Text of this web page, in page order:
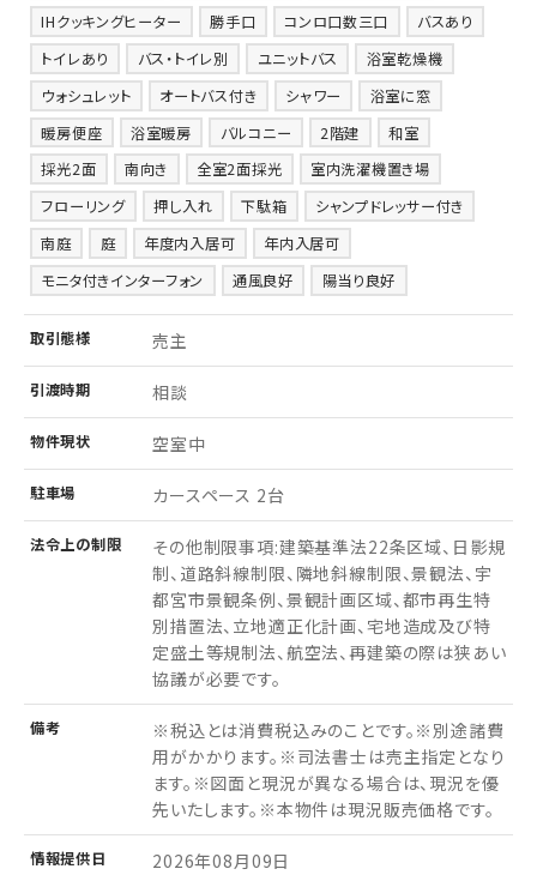
IHクッキングヒーター
勝手口 コンロ口数三口
バスあり
トイレあり
バス・トイレ別 ユニットバス
浴室乾燥機
ウォシュレット
オートバス付き シャワー
浴室に窓
暖房便座
浴室暖房 バルコニー 2階建
和室
採光2面
南向き 全室2面採光
室内洗濯機置き場
フローリング
押し入れ 下駄箱
シャンプドレッサー付き
南庭
庭 年度内入居可
年内入居可
モニタ付きインターフォン
通風良好 陽当り良好
取引態様 売主
引渡時期 相談
物件現状 空室中
駐車場 カースペース 2台
法令上の制限
その他制限事項:建築基準法22条区域、日影規
制、道路斜線制限、隣地斜線制限、景観法、宇
都宮市景観条例、景観計画区域、都市再生特
別措置法、立地適正化計画、宅地造成及び特
定盛土等規制法、航空法、再建築の際は狭あい
協議が必要です。
備考
※税込とは消費税込みのことです。※別途諸費
用がかかります。※司法書士は売主指定となり
ます。※図面と現況が異なる場合は、現況を優
先いたします。※本物件は現況販売価格です。
情報提供日 2026年08月09日